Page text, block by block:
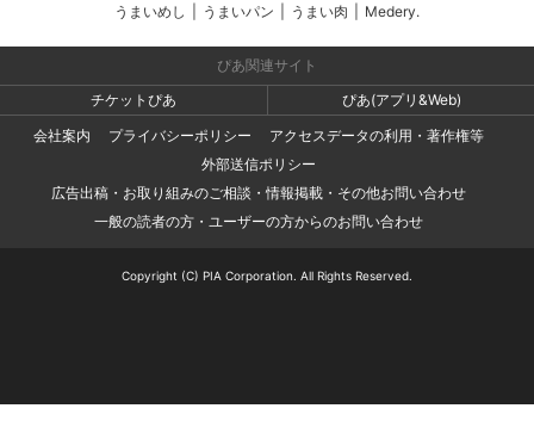
うまいめし
うまいパン うまい肉 Medery.
ぴあ関連サイト
チケットぴあ
ぴあ(アプリ&Web)
会社案内
プライバシーポリシー
アクセスデータの利用・著作権等
外部送信ポリシー
広告出稿・お取り組みのご相談・情報掲載・その他お問い合わせ
一般の読者の方・ユーザーの方からのお問い合わせ
Copyright (C) PIA Corporation. All Rights Reserved.